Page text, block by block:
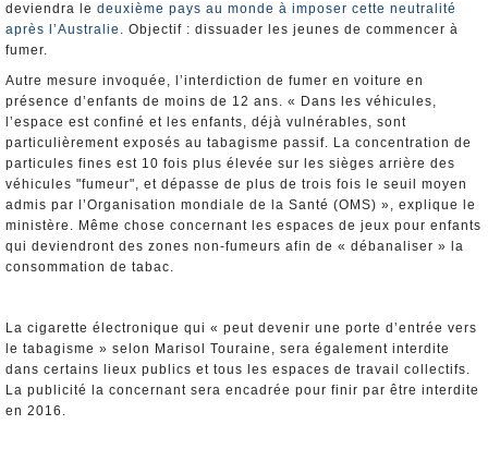
deviendra le deuxième pays au monde à imposer cette neutralité
après l’Australie . Objectif : dissuader les jeunes de commencer à
fumer.
Autre mesure invoquée, l’interdiction de fumer en voiture en
présence d’enfants de moins de 12 ans. « Dans les véhicules,
l’espace est confiné et les enfants, déjà vulnérables, sont
particulièrement exposés au tabagisme passif. La concentration de
particules fines est 10 fois plus élevée sur les sièges arrière des
véhicules "fumeur", et dépasse de plus de trois fois le seuil moyen
admis par l’Organisation mondiale de la Santé (OMS) », explique le
ministère. Même chose concernant les espaces de jeux pour enfants
qui deviendront des zones non-fumeurs afin de « débanaliser » la
consommation de tabac.
La cigarette électronique qui « peut devenir une porte d’entrée vers
le tabagisme » selon Marisol Touraine, sera également interdite
dans certains lieux publics et tous les espaces de travail collectifs.
La publicité la concernant sera encadrée pour finir par être interdite
en 2016.